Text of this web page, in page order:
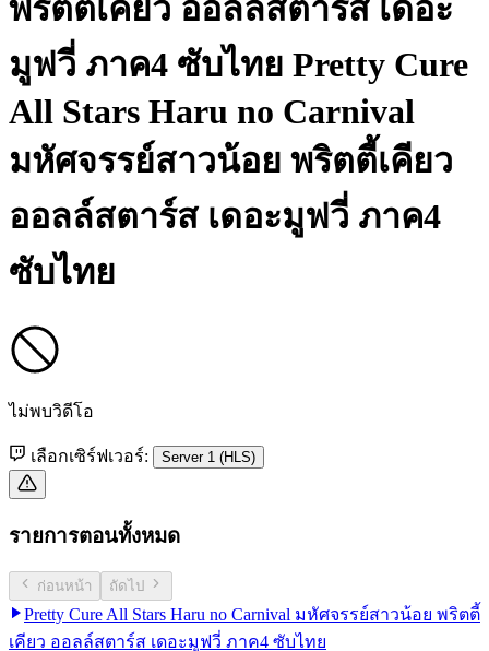
พริตตี้เคียว ออลล์สตาร์ส เดอะ
มูฟวี่ ภาค4 ซับไทย Pretty Cure
All Stars Haru no Carnival
มหัศจรรย์สาวน้อย พริตตี้เคียว
ออลล์สตาร์ส เดอะมูฟวี่ ภาค4
ซับไทย
ไม่พบวิดีโอ
เลือกเซิร์ฟเวอร์: Server 1 (HLS)
รายการตอนทั้งหมด
ก่อนหน้า ถัดไป
Pretty Cure All Stars Haru no Carnival มหัศจรรย์สาวน้อย พริตตี้
เคียว ออลล์สตาร์ส เดอะมูฟวี่ ภาค4 ซับไทย